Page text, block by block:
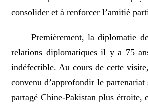
consolider et à renforcer l’amitié
Premièrement, la diplomatie
relations diplomatiques il y a 75
indéfectible. Au cours de cette
convenu d’approfondir le
partagé Chine-Pakistan plus étroite,